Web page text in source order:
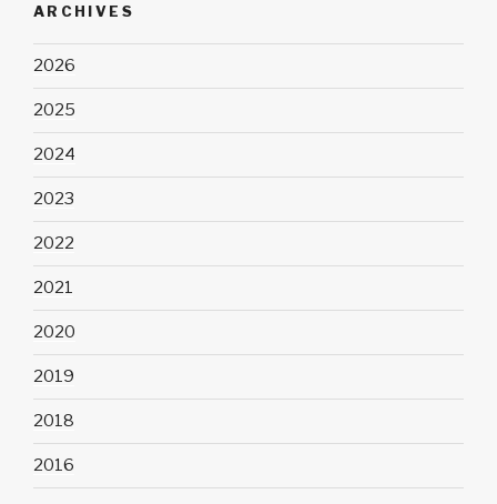
ARCHIVES
2026
2025
2024
2023
2022
2021
2020
2019
2018
2016